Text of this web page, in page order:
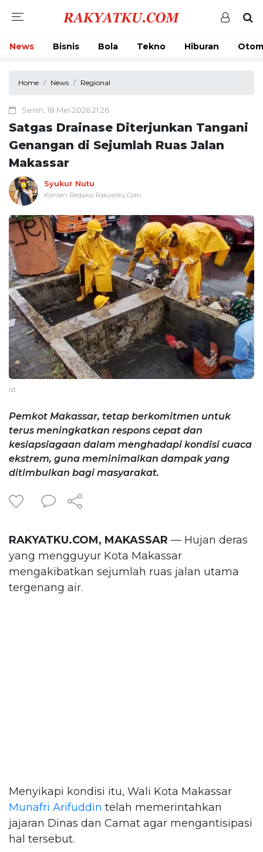
News Bisnis Bola Tekno Hiburan
Home News Regional
Senin, 18 Mei 2026 21:26
Satgas Drainase Diterjunkan Tangani
Genangan di Sejumlah Ruas Jalan
Makassar
Syukur Nutu
Konten Redaksi Rakyatku.Com
ist
Pemkot Makassar, tetap berkomitmen untuk
terus meningkatkan respons cepat dan
kesiapsiagaan dalam menghadapi kondisi cuaca
ekstrem, guna meminimalkan dampak yang
ditimbulkan bagi masyarakat.
RAKYATKU.COM, MAKASSAR — Hujan deras
yang mengguyur Kota Makassar
mengakibatkan sejumlah ruas jalan utama
tergenang air.
Menyikapi kondisi itu, Wali Kota Makassar
Munafri Arifuddin telah memerintahkan
jajaran Dinas dan Camat agar mengantisipasi
hal tersebut.